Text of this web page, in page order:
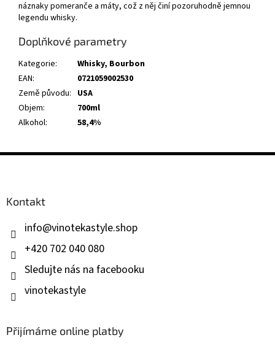
náznaky pomeranče a máty, což z něj činí pozoruhodně jemnou
legendu whisky.
Doplňkové parametry
Kategorie:
Whisky, Bourbon
EAN:
0721059002530
Země původu: USA
Objem:
700ml
Alkohol: 58,4%
Z
Kontakt
info@vinotekastyle.shop
+420 702 040 080
Sledujte nás na facebooku
vinotekastyle
Přijímáme online platby